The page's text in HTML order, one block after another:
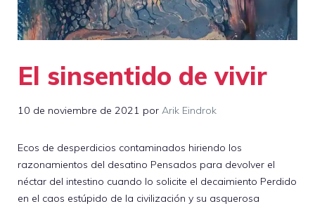
El sinsentido de vivir
10 de noviembre de 2021 por Arik Eindrok
Ecos de desperdicios contaminados hiriendo los
razonamientos del desatino Pensados para devolver el
néctar del intestino cuando lo solicite el decaimiento Perdido
en el caos estúpido de la civilización y su asquerosa